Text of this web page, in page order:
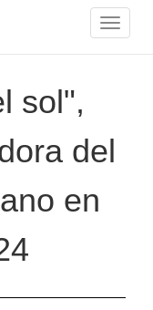
Toggle
sol",
del
en